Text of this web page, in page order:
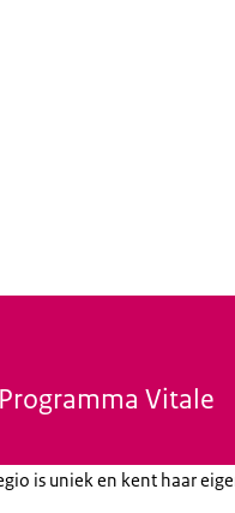
Vitale
is uniek en kent haar